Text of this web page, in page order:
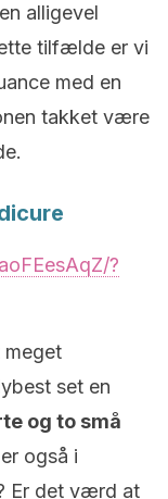
alligevel
tilfælde er vi
med en
takket være
?
meget
set en
og to små
også i
Er det værd at